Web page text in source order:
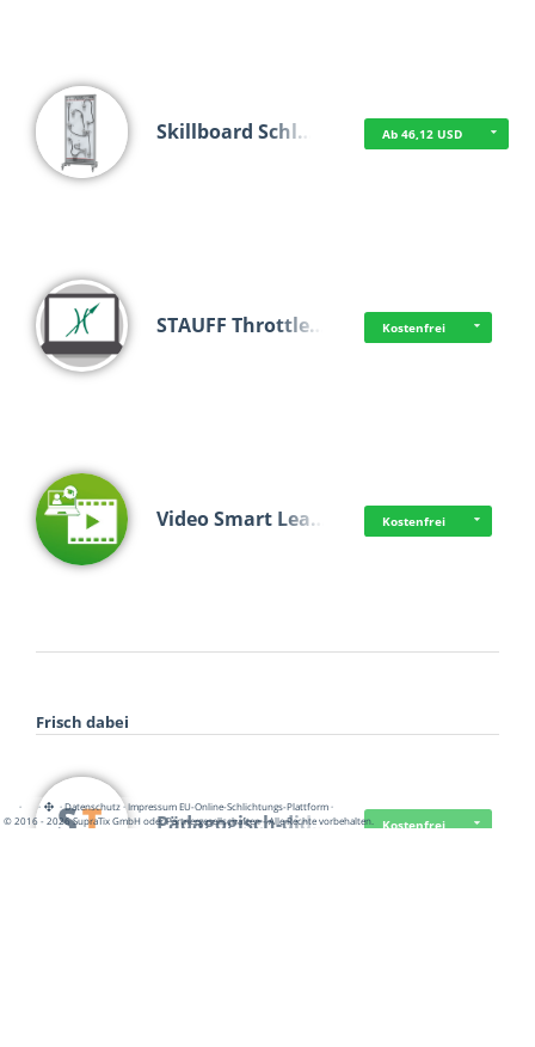
Skillboard Schl… Ab 46,12 USD
STAUFF Throttle… Kostenfrei
Video Smart Lea… Kostenfrei
Frisch dabei
Pädagogisch-did… Kostenfrei
· · ·Datenschutz·Impressum EU-Online-Schlichtungs-Plattform·
© 2016 - 2026 SupraTix GmbH oder Partnergesellschaften - Alle Rechte vorbehalten.